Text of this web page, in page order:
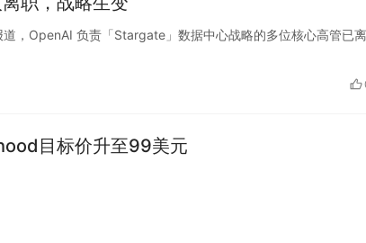
OpenAI 负责「Stargate」数据中心战略的多位核心高管已
目标价升至99美元